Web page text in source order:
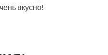
вкусно!